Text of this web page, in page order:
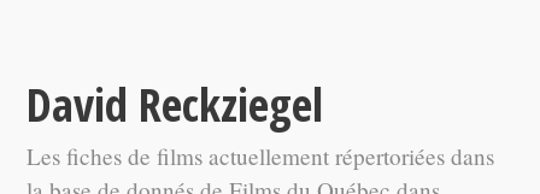
David Reckziegel
Les fiches de films actuellement répertoriées dans